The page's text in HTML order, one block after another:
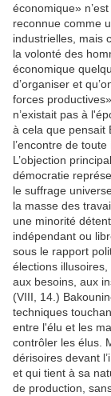
économique»
reconnue comme
industrielles, mais
la volonté des
économique
d’organiser et
forces
n’existait pas à
à cela que pensait
l’encontre de
L’objection
démocratie
le suffrage
la masse des
une minorité
indépendant ou
sous le rapport
élections
aux besoins, aux
(VIII, 14.)
techniques
entre l'élu et les
contrôler les élus.
dérisoires devant
et qui tient à sa
de production,